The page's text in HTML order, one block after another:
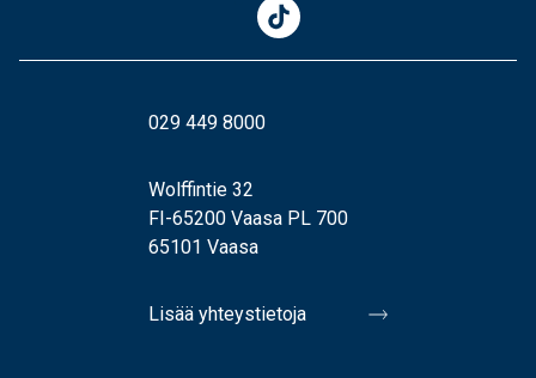
029 449 8000
Wolffintie 32
FI-65200 Vaasa PL 700
65101 Vaasa
Lisää yhteystietoja